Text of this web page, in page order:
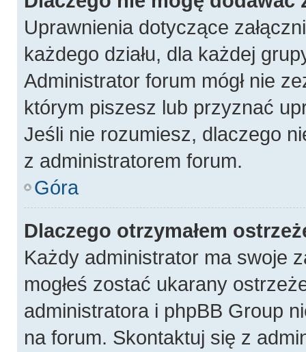
Uprawnienia dotyczące
każdego działu, dla każdej
Administrator forum mógł nie
którym piszesz lub przyznać
Jeśli nie rozumiesz, dlaczego
z administratorem forum.
Góra
Dlaczego otrzymałem
Każdy administrator ma swoje
mogłeś zostać ukarany
administratora i phpBB Group
na forum. Skontaktuj się z